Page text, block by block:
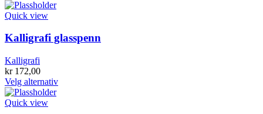
Quick view
Kalligrafi glasspenn
Kalligrafi
kr172,00
Velg alternativDette
Quick view